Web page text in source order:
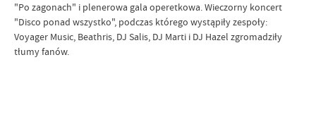
"Po zagonach" i plenerowa gala operetkowa. Wieczorny koncert
"Disco ponad wszystko", podczas którego wystąpiły zespoły:
Voyager Music, Beathris, DJ Salis, DJ Marti i DJ Hazel zgromadziły
tłumy fanów.